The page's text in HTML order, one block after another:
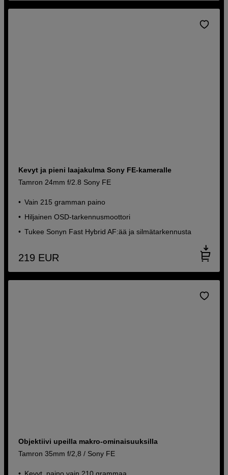
Kevyt ja pieni laajakulma Sony FE-kameralle
Tamron 24mm f/2.8 Sony FE
Vain 215 gramman paino
Hiljainen OSD-tarkennusmoottori
Tukee Sonyn Fast Hybrid AF:ää ja silmätarkennusta
219 EUR
Objektiivi upeilla makro-ominaisuuksilla
Tamron 35mm f/2,8 / Sony FE
Kevyt, paino vain 210 grammaa